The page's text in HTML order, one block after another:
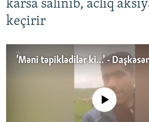
karsa salınıb, aclıq
keçirir
No media source currently